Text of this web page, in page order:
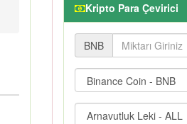
Kripto Para Çevirici
BNB